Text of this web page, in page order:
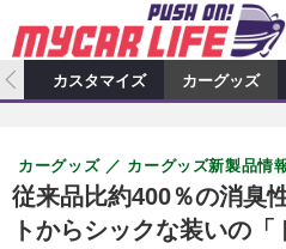
カーオーディオ
プロショップ検索
カーオーディオニュース
カスタマイズ特集記事
カスタマイズニュース
カーグッズ
カーグッズ特集記事
自動車
カスタマイズ カーグッズ
従来品比約400％の消臭
トからシックな装いの
カーグッズ カーグッズ新製品情